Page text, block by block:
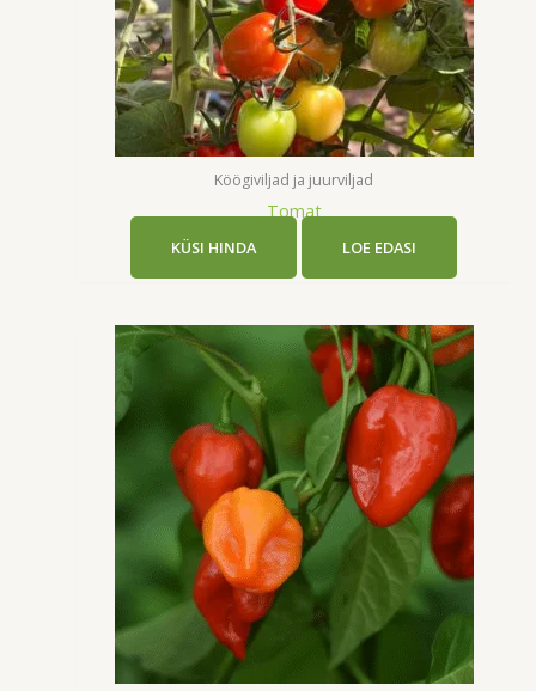
Köögiviljad ja juurviljad
Tomat
KÜSI HINDA LOE EDASI